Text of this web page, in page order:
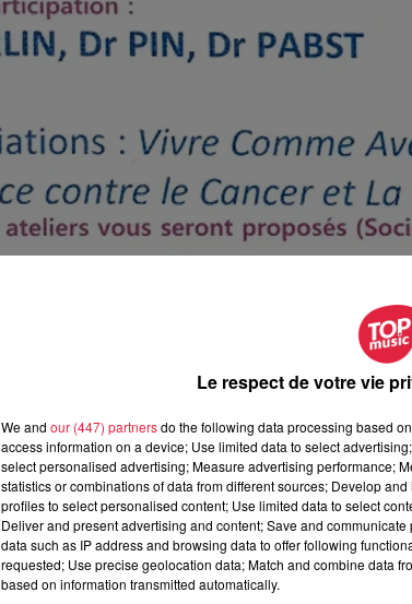
du10 octobre 2019 à 0h00
au10 octobre 2019 à 0h00
Le respect de votre vie
We and our (447) partnersdo the following data processing based
access information on a device; Use limited data to select
select personalised advertising; Measure advertising performance;
statistics or combinations of data from different sources; Develop
profiles to select personalised content; Use limited data to select
Deliver and present advertising and content; Save and
data such as IP address and browsing data to offer following
requested; Use precise geolocation data; Match and combine data
based on information transmitted automatically.